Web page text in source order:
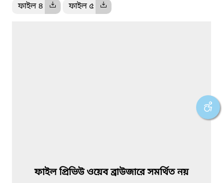
ফাইল ৪ ফাইল ৫
ফাইল প্রিভিউ ওয়েব ব্রাউজারে সমর্থিত নয়